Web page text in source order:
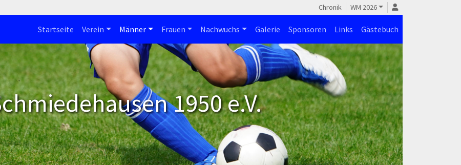
Chronik WM 2026
Startseite Verein Männer Frauen Nachwuchs Galerie Sponsoren Links Gästebuch
1950 e.V.